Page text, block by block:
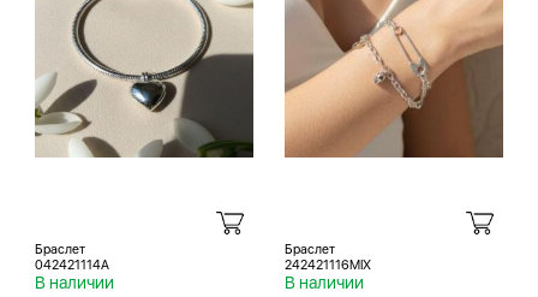
Браслет
042421114A
В наличии
Браслет
242421116MIX
В наличии